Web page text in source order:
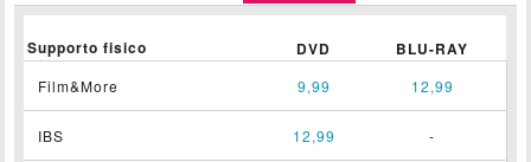
Supporto fisico DVD BLU-RAY
Film&More 9,99 12,99
IBS 12,99 -